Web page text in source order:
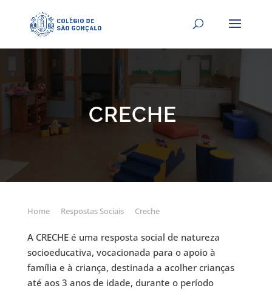
CRECHE
Home Respostas Sociais Creche
A CRECHE é uma resposta social de natureza
socioeducativa, vocacionada para o apoio à
família e à criança, destinada a acolher crianças
até aos 3 anos de idade, durante o período